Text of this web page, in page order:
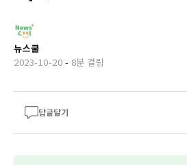
뉴스쿨
2023-10-20 - 8분 걸림
답글달기